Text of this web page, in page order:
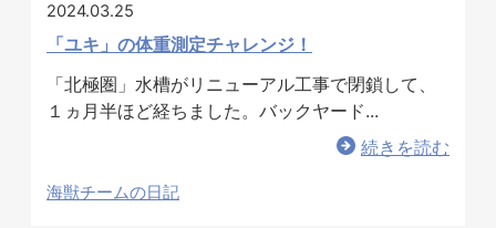
2024.03.25
「ユキ」の体重測定チャレンジ！
「北極圏」水槽がリニューアル工事で閉鎖して、
１ヵ月半ほど経ちました。バックヤード...
続きを読む
海獣チームの日記